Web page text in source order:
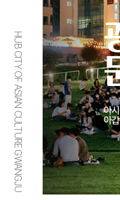
HUB CITY OF ASIAN CULTURE GWANGJU
아
아